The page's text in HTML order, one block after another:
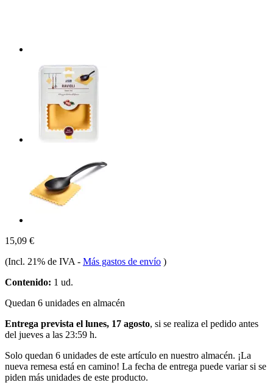
15,09 €
(Incl. 21% de IVA - Más gastos de envío )
Contenido: 1 ud.
Quedan 6 unidades en almacén
Entrega prevista el lunes, 17 agosto, si se realiza el pedido antes
del jueves a las 23:59 h.
Solo quedan 6 unidades de este artículo en nuestro almacén. ¡La
nueva remesa está en camino! La fecha de entrega puede variar si se
piden más unidades de este producto.